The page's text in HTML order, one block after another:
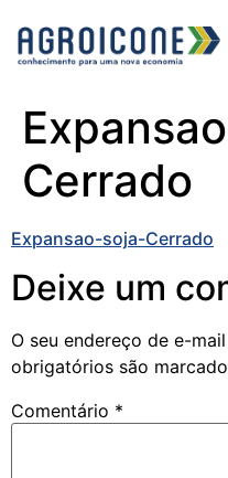
Cerrado
Expansao-soja-Cerrado
Deixe um
O seu endereço de e-
obrigatórios são
Comentário *